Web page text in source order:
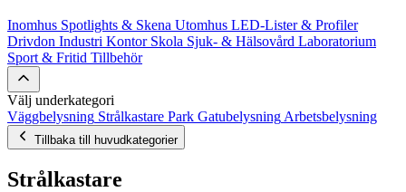
Inomhus Spotlights & Skena Utomhus LED-Lister & Profiler
Drivdon Industri Kontor Skola Sjuk- & Hälsovård Laboratorium
Sport & Fritid Tillbehör
Välj underkategori
Väggbelysning Strålkastare Park Gatubelysning Arbetsbelysning
Tillbaka till huvudkategorier
Strålkastare